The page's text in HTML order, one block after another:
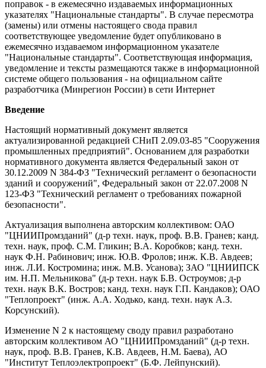
поправок - в ежемесячно издаваемых информационных
указателях "Национальные стандарты". В случае пересмотра
(замены) или отмены настоящего свода правил
соответствующее уведомление будет опубликовано в
ежемесячно издаваемом информационном указателе
"Национальные стандарты". Соответствующая информация,
уведомление и тексты размещаются также в информационной
системе общего пользования - на официальном сайте
разработчика (Минрегион России) в сети Интернет
Введение
Настоящий нормативный документ является
актуализированной редакцией СНиП 2.09.03-85 "Сооружения
промышленных предприятий". Основанием для разработки
нормативного документа является Федеральный закон от
30.12.2009 N 384-ФЗ "Технический регламент о безопасности
зданий и сооружений", Федеральный закон от 22.07.2008 N
123-ФЗ "Технический регламент о требованиях пожарной
безопасности".
Актуализация выполнена авторским коллективом: ОАО
"ЦНИИПромзданий" (д-р техн. наук, проф. В.В. Гранев; канд.
техн. наук, проф. С.М. Гликин; В.А. Коробков; канд. техн.
наук Ф.Н. Рабинович; инж. Ю.В. Фролов; инж. К.В. Авдеев;
инж. Л.И. Костромина; инж. М.В. Усанова); ЗАО "ЦНИИПСК
им. Н.П. Мельникова" (д-р техн. наук Б.В. Остроумов; д-р
техн. наук В.К. Востров; канд. техн. наук Г.П. Кандаков); ОАО
"Теплопроект" (инж. А.А. Ходько, канд. техн. наук А.З.
Корсунский).
Изменение N 2 к настоящему своду правил разработано
авторским коллективом АО "ЦНИИПромзданий" (д-р техн.
наук, проф. В.В. Гранев, К.В. Авдеев, Н.М. Баева), АО
"Институт Теплоэлектропроект" (Б.Ф. Лейпунский).